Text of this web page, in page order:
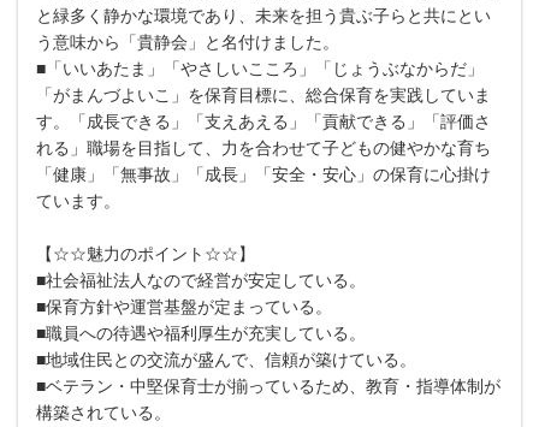
と緑多く静かな環境であり、未来を担う貴ぶ子らと共にとい
う意味から「貴静会」と名付けました。
■「いいあたま」「やさしいこころ」「じょうぶなからだ」
「がまんづよいこ」を保育目標に、総合保育を実践していま
す。「成長できる」「支えあえる」「貢献できる」「評価さ
れる」職場を目指して、力を合わせて子どもの健やかな育ち
「健康」「無事故」「成長」「安全・安心」の保育に心掛け
ています。
【☆☆魅力のポイント☆☆】
■社会福祉法人なので経営が安定している。
■保育方針や運営基盤が定まっている。
■職員への待遇や福利厚生が充実している。
■地域住民との交流が盛んで、信頼が築けている。
■ベテラン・中堅保育士が揃っているため、教育・指導体制が
構築されている。